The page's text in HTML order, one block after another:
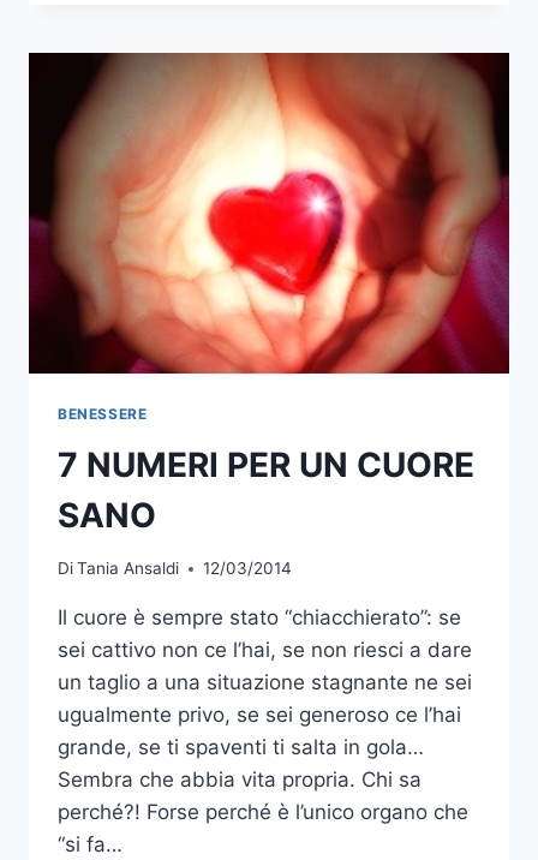
BENESSERE
7 NUMERI PER UN CUORE
SANO
DiTania Ansaldi 12/03/2014
Il cuore è sempre stato “chiacchierato”: se
sei cattivo non ce l’hai, se non riesci a dare
un taglio a una situazione stagnante ne sei
ugualmente privo, se sei generoso ce l’hai
grande, se ti spaventi ti salta in gola…
Sembra che abbia vita propria. Chi sa
perché?! Forse perché è l’unico organo che
“si fa…